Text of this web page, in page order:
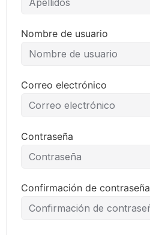
Nombre de usuario
Correo electrónico
Contraseña
Confirmación de contraseña